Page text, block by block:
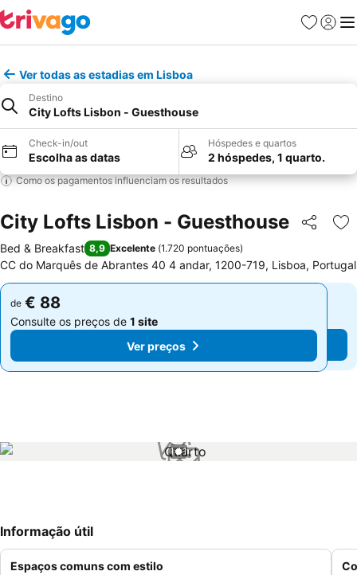
Favoritos
Iniciar
Ver todas as estadias em Lisboa
Destino
City Lofts Lisbon - Guesthouse
Check-in/out
Escolha as datas
Hóspedes e quartos
2 hóspedes, 1 quarto.
Como os pagamentos influenciam os resultados
City Lofts Lisbon - Guesthouse Partilhar
Bed & Breakfast 8,9 Excelente (1.720 pontuações)
CC do Marquês de Abrantes 40 4 andar, 1200-719, Lisboa, Portugal
de € 88
Consulte os preços de 1 site
Ver preços
de € 88
Consulte os preços de 1 site
Ver preços
1 / 1
Informação útil
Espaços comuns com estilo